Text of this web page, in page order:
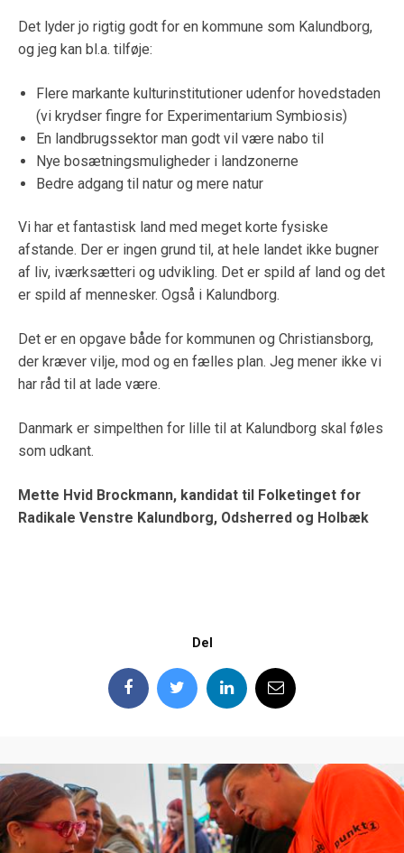
Det lyder jo rigtig godt for en kommune som Kalundborg,
og jeg kan bl.a. tilføje:
Flere markante kulturinstitutioner udenfor hovedstaden
(vi krydser fingre for Experimentarium Symbiosis)
En landbrugssektor man godt vil være nabo til
Nye bosætningsmuligheder i landzonerne
Bedre adgang til natur og mere natur
Vi har et fantastisk land med meget korte fysiske
afstande. Der er ingen grund til, at hele landet ikke bugner
af liv, iværksætteri og udvikling. Det er spild af land og det
er spild af mennesker. Også i Kalundborg.
Det er en opgave både for kommunen og Christiansborg,
der kræver vilje, mod og en fælles plan. Jeg mener ikke vi
har råd til at lade være.
Danmark er simpelthen for lille til at Kalundborg skal føles
som udkant.
Mette Hvid Brockmann, kandidat til Folketinget for
Radikale Venstre Kalundborg, Odsherred og Holbæk
Del